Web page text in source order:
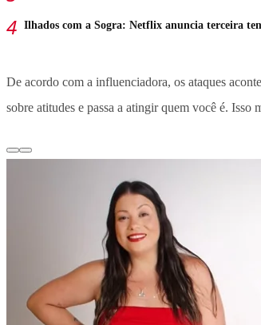
Ilhados com a Sogra: Netflix anuncia terceira
De acordo com a influenciadora, os ataques
sobre atitudes e passa a atingir quem você é.